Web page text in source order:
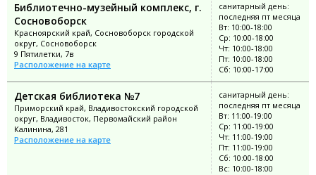
Библиотечно-музейный комплекс, г.
Сосновоборск
Красноярский край, Сосновоборск городской
округ, Сосновоборск
9 Пятилетки, 7в
Расположение на карте
санитарный день:
последняя пт месяца
Вт: 10:00-18:00
Ср: 10:00-18:00
Чт: 10:00-18:00
Пт: 10:00-18:00
Сб: 10:00-17:00
Детская библиотека №7
Приморский край, Владивостокский городской
округ, Владивосток, Первомайский район
Калинина, 281
Расположение на карте
санитарный день:
последняя пт месяца
Вт: 11:00-19:00
Ср: 11:00-19:00
Чт: 11:00-19:00
Пт: 11:00-19:00
Сб: 10:00-18:00
Вс: 10:00-18:00